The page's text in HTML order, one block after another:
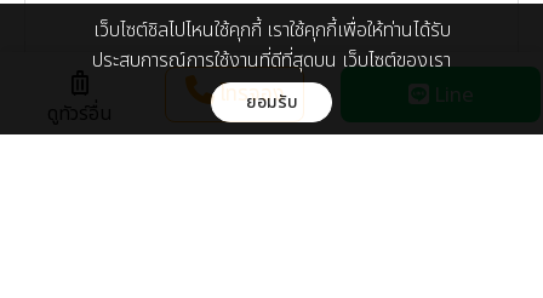
luggage
ดูทัวร์อื่น
โทรจอง Line
เว็บไซต์ชิลไปไหนใช้คุกกี้ เราใช้คุกกี้เพื่อให้ท่านได้รับ
ประสบการณ์การใช้งานที่ดีที่สุดบน เว็บไซต์ของเรา
ยอมรับ